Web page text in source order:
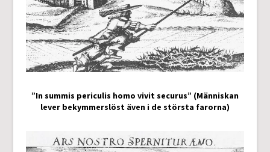
”In summis periculis homo vivit securus” (Människan
lever bekymmerslöst även i de största farorna)